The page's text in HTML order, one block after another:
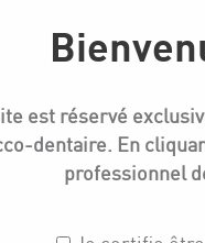
est réservé
dentaire. En
professionnel